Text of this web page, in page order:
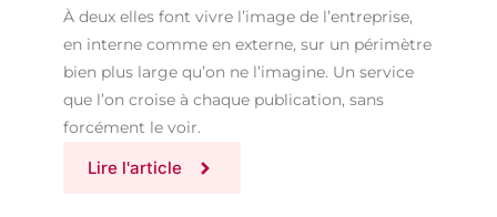
À deux elles font vivre l’image de l’entreprise,
en interne comme en externe, sur un périmètre
bien plus large qu’on ne l’imagine. Un service
que l’on croise à chaque publication, sans
forcément le voir.
Lire l'article